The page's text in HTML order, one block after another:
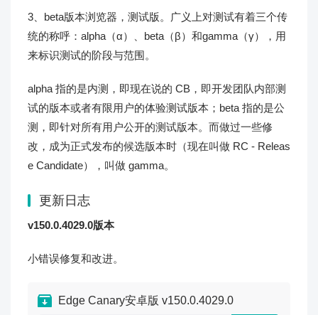
3、beta版本浏览器，测试版。广义上对测试有着三个传
统的称呼：alpha（α）、beta（β）和gamma（γ），用
来标识测试的阶段与范围。
alpha 指的是内测，即现在说的 CB，即开发团队内部测
试的版本或者有限用户的体验测试版本；beta 指的是公
测，即针对所有用户公开的测试版本。而做过一些修
改，成为正式发布的候选版本时（现在叫做 RC - Releas
e Candidate），叫做 gamma。
更新日志
v150.0.4029.0版本
小错误修复和改进。
Edge Canary安卓版 v150.0.4029.0